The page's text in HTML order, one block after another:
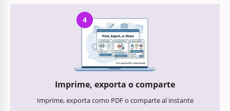
4
Imprime, exporta o comparte
Imprime, exporta como PDF o comparte al instante